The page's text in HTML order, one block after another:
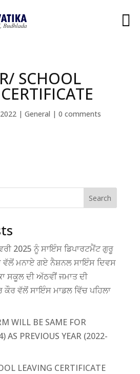
SCHOOL
| General | 0 comments
Search
2025 ਨੂੰ ਸਾਇੰਸ ਡਿਪਾਰਟਮੈਂਟ ਗੁਰੂ
ਵੱਲੋਂ ਮਨਾਏ ਗਏ ਨੈਸ਼ਨਲ ਸਾਇੰਸ ਦਿਵਸ
ਸਕੂਲ ਦੀ ਅੱਠਵੀਂ ਜਮਾਤ ਦੀ
ਵੱਲੋਂ ਸਾਇੰਸ ਮਾਡਲ ਵਿੱਚ ਪਹਿਲਾ
WILL BE SAME FOR
AS PREVIOUS YEAR (2022-
LEAVING CERTIFICATE